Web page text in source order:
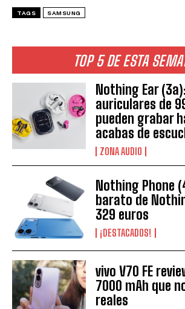
TOP 5 DE ESTA
Nothing Ear
auriculares de
pueden grabar
acabas de
ZONA AUDIO
Nothing Phone
barato de
329 euros
¡DESTACADOS!
vivo V70 FE
7000 mAh que
reales
TAGS SAMSUNG